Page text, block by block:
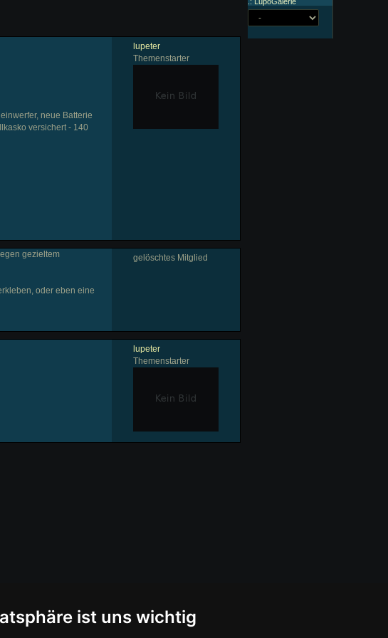
ist uns wichtig
lupeter
Themenstarter
neue Batterie
versichert - 140
gelöschtes Mitglied
gezieltem
oder eben eine
lupeter
Themenstarter